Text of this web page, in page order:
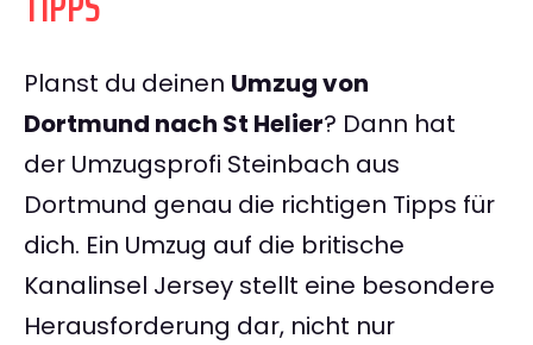
Planst du deinen Umzug von
Dortmund nach St Helier? Dann hat
der Umzugsprofi Steinbach aus
Dortmund genau die richtigen Tipps für
dich. Ein Umzug auf die britische
Kanalinsel Jersey stellt eine besondere
Herausforderung dar, nicht nur